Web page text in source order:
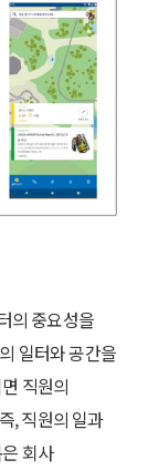
의 중요성을
일터와 공간을
직원의
즉, 직원의 일과
회사